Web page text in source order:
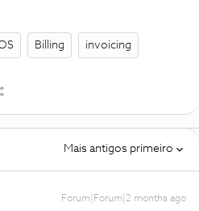
Billing invoicing
Mais antigos primeiro
Forum|Forum|2 months ago